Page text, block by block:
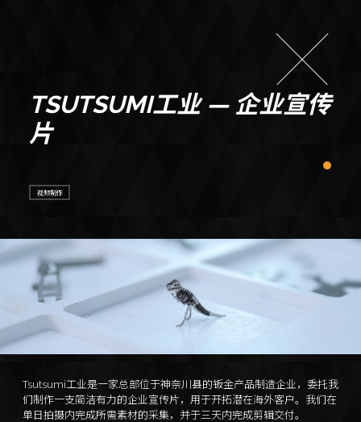
TSUTSUMI工业 — 企业宣传
片
视频制作
Tsutsumi工业是一家总部位于神奈川县的钣金产品制造企业，委托我
们制作一支简洁有力的企业宣传片，用于开拓潜在海外客户。我们在
单日拍摄内完成所需素材的采集，并于三天内完成剪辑交付。